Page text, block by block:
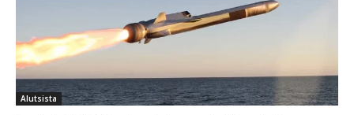
Alutsista